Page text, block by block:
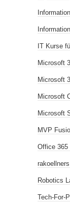
IT Kurse
Microsoft
Microsoft
Microsoft
Microsoft
MVP
Office 365
Robotics
Tech-For-